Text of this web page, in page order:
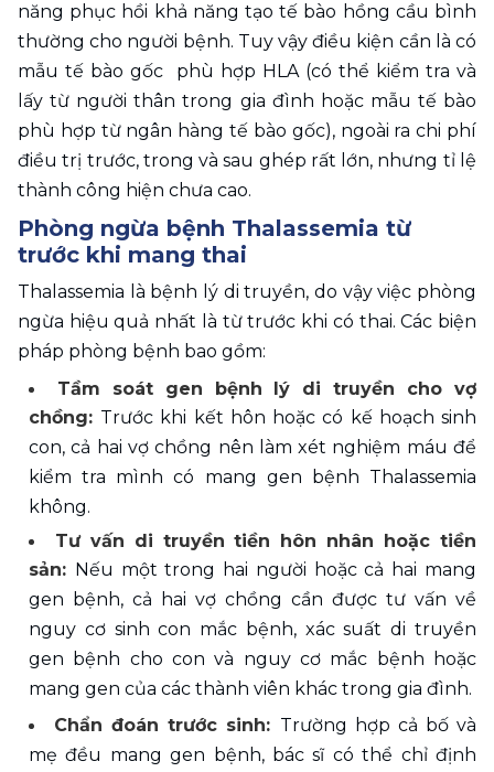
năng phục hồi khả năng tạo tế bào hồng cầu bình
thường cho người bệnh. Tuy vậy điều kiện cần là có
mẫu tế bào gốc  phù hợp HLA (có thể kiểm tra và
lấy từ người thân trong gia đình hoặc mẫu tế bào
phù hợp từ ngân hàng tế bào gốc), ngoài ra chi phí
điều trị trước, trong và sau ghép rất lớn, nhưng tỉ lệ
thành công hiện chưa cao.
Phòng ngừa bệnh Thalassemia từ
trước khi mang thai
Thalassemia là bệnh lý di truyền, do vậy việc phòng
ngừa hiệu quả nhất là từ trước khi có thai. Các biện
pháp phòng bệnh bao gồm:
Tầm soát gen bệnh lý di truyền cho vợ
chồng: Trước khi kết hôn hoặc có kế hoạch sinh
con, cả hai vợ chồng nên làm xét nghiệm máu để
kiểm tra mình có mang gen bệnh Thalassemia
không.
Tư vấn di truyền tiền hôn nhân hoặc tiền
sản: Nếu một trong hai người hoặc cả hai mang
gen bệnh, cả hai vợ chồng cần được tư vấn về
nguy cơ sinh con mắc bệnh, xác suất di truyền
gen bệnh cho con và nguy cơ mắc bệnh hoặc
mang gen của các thành viên khác trong gia đình.
Chẩn đoán trước sinh: Trường hợp cả bố và